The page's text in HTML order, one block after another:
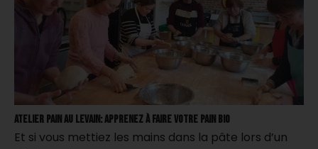
Atelier pain au levain: apprenez à faire votre pain bio
Et si vous mettiez les mains dans la pâte lors d’un